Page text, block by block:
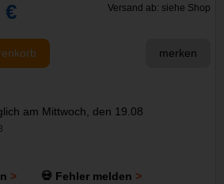
€ Versand ab: siehe Shop
merken
am Mittwoch, den 19.08
💀 Fehler melden